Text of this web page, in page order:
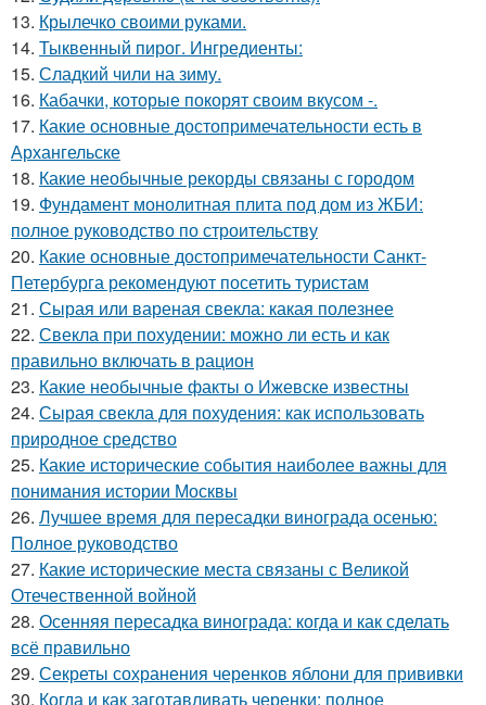
13. Крылечко своими руками.
14. Тыквенный пирог. Ингредиенты:
15. Сладкий чили на зиму.
16. Кабачки, которые покорят своим вкусом -.
17. Какие основные достопримечательности есть в
Архангельске
18. Какие необычные рекорды связаны с городом
19. Фундамент монолитная плита под дом из ЖБИ:
полное руководство по строительству
20. Какие основные достопримечательности Санкт-
Петербурга рекомендуют посетить туристам
21. Сырая или вареная свекла: какая полезнее
22. Свекла при похудении: можно ли есть и как
правильно включать в рацион
23. Какие необычные факты о Ижевске известны
24. Сырая свекла для похудения: как использовать
природное средство
25. Какие исторические события наиболее важны для
понимания истории Москвы
26. Лучшее время для пересадки винограда осенью:
Полное руководство
27. Какие исторические места связаны с Великой
Отечественной войной
28. Осенняя пересадка винограда: когда и как сделать
всё правильно
29. Секреты сохранения черенков яблони для прививки
30. Когда и как заготавливать черенки: полное